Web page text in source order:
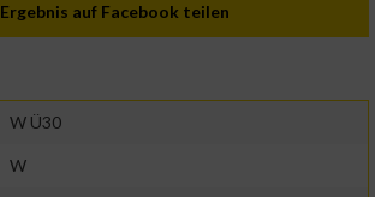
Ergebnis auf Facebook teilen
W Ü30
W